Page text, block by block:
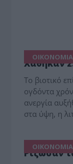
ΟΙΚΟΝΟΜΙΑ
Χάθηκαν
Το βιοτικό
ογδόντα
ανεργία
στα ύψη, η
ΟΙΚΟΝΟΜΙΑ
Ρίζωσαν